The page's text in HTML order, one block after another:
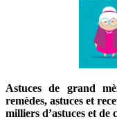
Astuces de grand
remèdes, astuces et
milliers d’astuces et de